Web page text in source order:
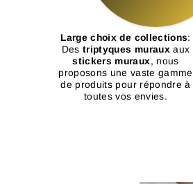
Large choix de collections:
Destriptyques murauxaux
stickers muraux, nous
proposons une vaste gamme
de produits pour répondre à
toutes vos envies.